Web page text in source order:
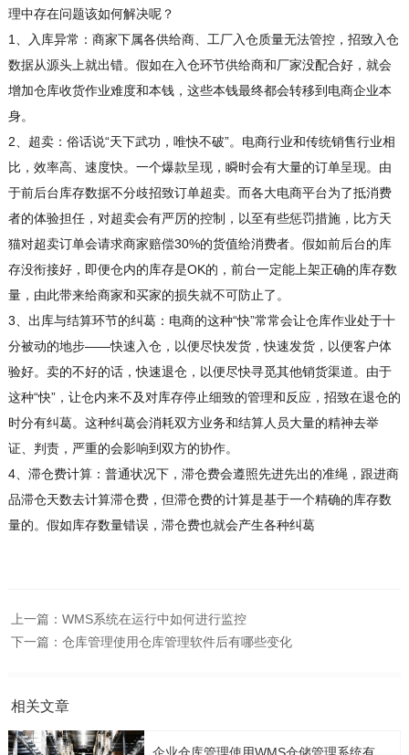
理中存在问题该如何解决呢？
1、入库异常：商家下属各供给商、工厂入仓质量无法管控，招致入仓
数据从源头上就出错。假如在入仓环节供给商和厂家没配合好，就会
增加仓库收货作业难度和本钱，这些本钱最终都会转移到电商企业本
身。
2、超卖：俗话说“天下武功，唯快不破”。电商行业和传统销售行业相
比，效率高、速度快。一个爆款呈现，瞬时会有大量的订单呈现。由
于前后台库存数据不分歧招致订单超卖。而各大电商平台为了抵消费
者的体验担任，对超卖会有严厉的控制，以至有些惩罚措施，比方天
猫对超卖订单会请求商家赔偿30%的货值给消费者。假如前后台的库
存没衔接好，即便仓内的库存是OK的，前台一定能上架正确的库存数
量，由此带来给商家和买家的损失就不可防止了。
3、出库与结算环节的纠葛：电商的这种“快”常常会让仓库作业处于十
分被动的地步——快速入仓，以便尽快发货，快速发货，以便客户体
验好。卖的不好的话，快速退仓，以便尽快寻觅其他销货渠道。由于
这种“快”，让仓内来不及对库存停止细致的管理和反应，招致在退仓的
时分有纠葛。这种纠葛会消耗双方业务和结算人员大量的精神去举
证、判责，严重的会影响到双方的协作。
4、滞仓费计算：普通状况下，滞仓费会遵照先进先出的准绳，跟进商
品滞仓天数去计算滞仓费，但滞仓费的计算是基于一个精确的库存数
量的。假如库存数量错误，滞仓费也就会产生各种纠葛
上一篇： WMS系统在运行中如何进行监控
下一篇： 仓库管理使用仓库管理软件后有哪些变化
相关文章